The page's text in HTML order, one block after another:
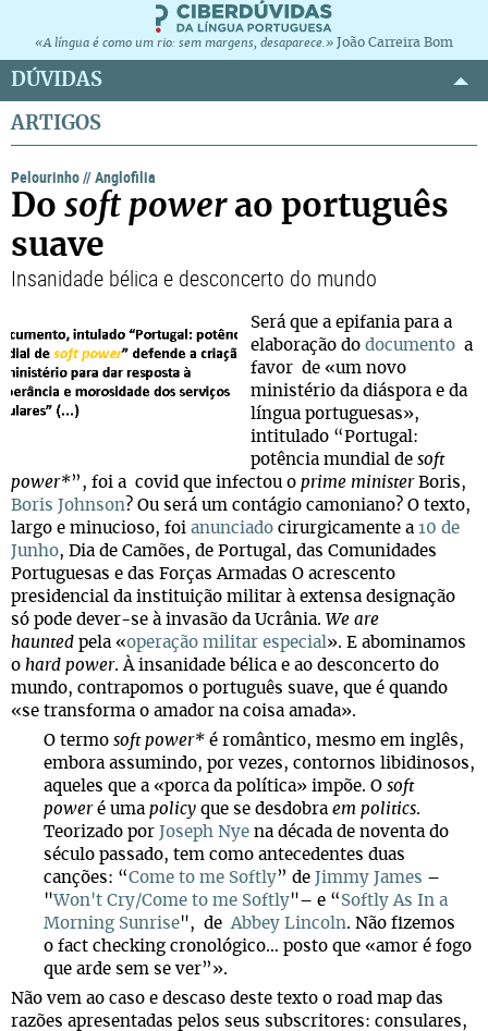
«A língua é como um rio: sem margens, desaparece.» João Carreira Bom
DÚVIDAS
ARTIGOS
Pelourinho//Anglofilia
Do soft powerao português
suave
Insanidade bélica e desconcerto do mundo
Será que a epifania para a
elaboração do documento a
favor de «um novo
ministério da diáspora e da
língua portuguesas»,
intitulado “Portugal:
potência mundial de soft
power*”, foi a covid que infectou o prime ministerBoris,
Boris Johnson? Ou será um contágio camoniano? O texto,
largo e minucioso, foi anunciado cirurgicamente a 10 de
Junho, Dia de Camões, de Portugal, das Comunidades
Portuguesas e das Forças Armadas O acrescento
presidencial da instituição militar à extensa designação
só pode dever-se à invasão da Ucrânia. We are
haunted pela «operação militar especial». E abominamos
o hard power. À insanidade bélica e ao desconcerto do
mundo, contrapomos o português suave, que é quando
«se transforma o amador na coisa amada».
O termo soft power* é romântico, mesmo em inglês,
embora assumindo, por vezes, contornos libidinosos,
aqueles que a «porca da política» impõe. O soft
poweré uma policy que se desdobra em politics.
Teorizado por Joseph Nye na década de noventa do
século passado, tem como antecedentes duas
canções: “Come to me Softly” de Jimmy James –
"Won't Cry/Come to me Softly"– e “ Softly As In a
Morning Sunrise", deAbbey Lincoln. Não fizemos
o fact checking cronológico… posto que «amor é fogo
que arde sem se ver”».
Não vem ao caso e descaso deste texto o road map das
razões apresentadas pelos seus subscritores: consulares,